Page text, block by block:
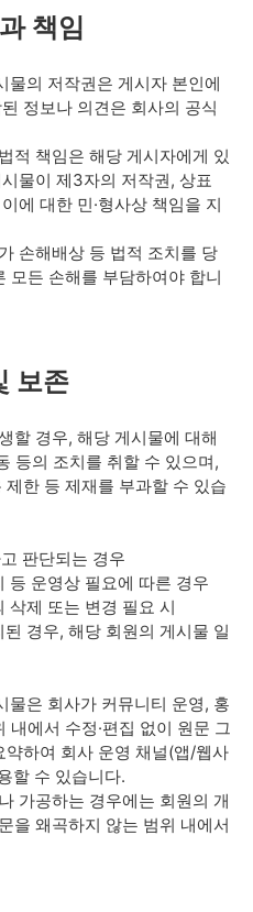
책임
물의 저작권은 게시자 본인에
정보나 의견은 회사의 공식
적 책임은 해당 게시자에게 있
물이 제3자의 저작권, 상표
에 대한 민·형사상 책임을 지
손해배상 등 법적 조치를 당
모든 손해를 부담하여야 합니
보존
할 경우, 해당 게시물에 대해
등의 조치를 취할 수 있으며,
한 등 제재를 부과할 수 있습
판단되는 경우
등 운영상 필요에 따른 경우
삭제 또는 변경 필요 시
경우, 해당 회원의 게시물 일
물은 회사가 커뮤니티 운영, 홍
내에서 수정·편집 없이 원문 그
약하여 회사 운영 채널(앱/웹사
할 수 있습니다.
가공하는 경우에는 회원의 개
을 왜곡하지 않는 범위 내에서